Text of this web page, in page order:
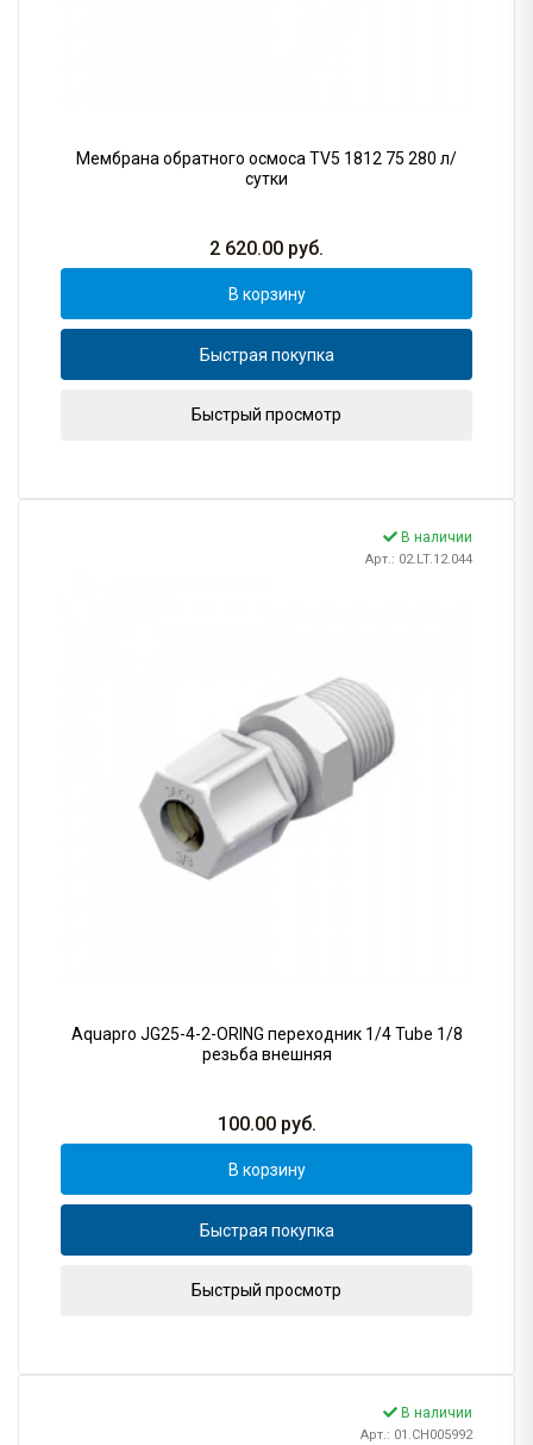
Мембрана обратного осмоса TV5 1812 75 280 л/
сутки
2 620.00 руб.
В корзину
Быстрая покупка
Быстрый просмотр
В наличии
Арт.: 02.LT.12.044
Aquapro JG25-4-2-ORING переходник 1/4 Tube 1/8
резьба внешняя
100.00руб.
В корзину
Быстрая покупка
Быстрый просмотр
В наличии
Арт.: 01.CH005992